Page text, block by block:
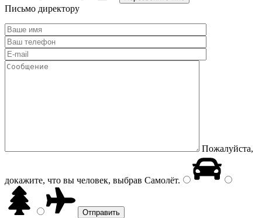
Письмо директору
Пожалуйста,
докажите, что вы человек, выбрав Самолёт.